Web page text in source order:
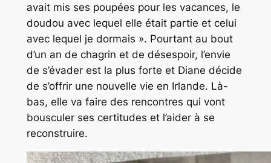
avait mis ses poupées pour les vacances, le
doudou avec lequel elle était partie et celui
avec lequel je dormais ». Pourtant au bout
d’un an de chagrin et de désespoir, l’envie
de s’évader est la plus forte et Diane décide
de s’offrir une nouvelle vie en Irlande. Là-
bas, elle va faire des rencontres qui vont
bousculer ses certitudes et l’aider à se
reconstruire.